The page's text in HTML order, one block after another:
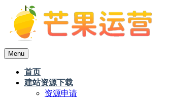
Menu
首页
建站资源下载
资源申请